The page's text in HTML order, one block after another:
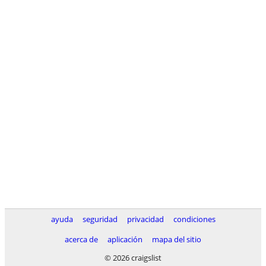
ayuda seguridad privacidad
condiciones
acerca de
aplicación
mapa del sitio
© 2026 craigslist